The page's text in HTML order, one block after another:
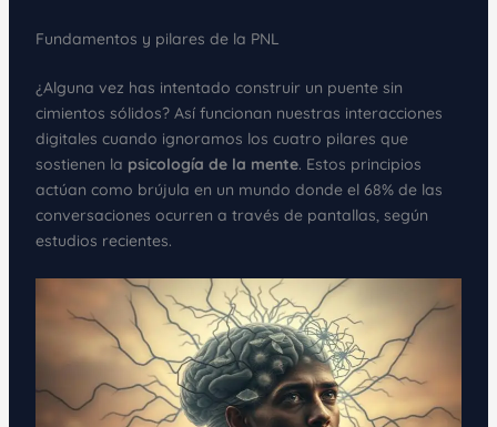
Fundamentos y pilares de la PNL
¿Alguna vez has intentado construir un puente sin
cimientos sólidos? Así funcionan nuestras interacciones
digitales cuando ignoramos los cuatro pilares que
sostienen la psicología de la mente. Estos principios
actúan como brújula en un mundo donde el 68% de las
conversaciones ocurren a través de pantallas, según
estudios recientes.